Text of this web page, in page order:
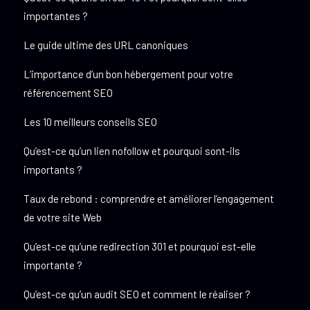
importantes ?
Le guide ultime des URL canoniques
L’importance d’un bon hébergement pour votre
référencement SEO
Les 10 meilleurs conseils SEO
Qu’est-ce qu’un lien nofollow et pourquoi sont-ils
importants ?
Taux de rebond : comprendre et améliorer l’engagement
de votre site Web
Qu’est-ce qu’une redirection 301 et pourquoi est-elle
importante ?
Qu’est-ce qu’un audit SEO et comment le réaliser ?